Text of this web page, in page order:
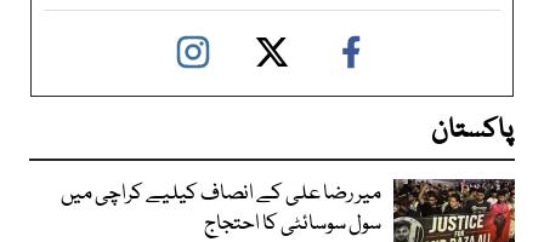
پاکستان
میر رضا علی کے انصاف کیلیے کراچی میں
سول سوسائٹی کا احتجاج